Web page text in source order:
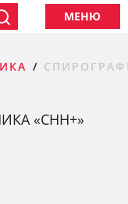
МЕНЮ
«CHH+»